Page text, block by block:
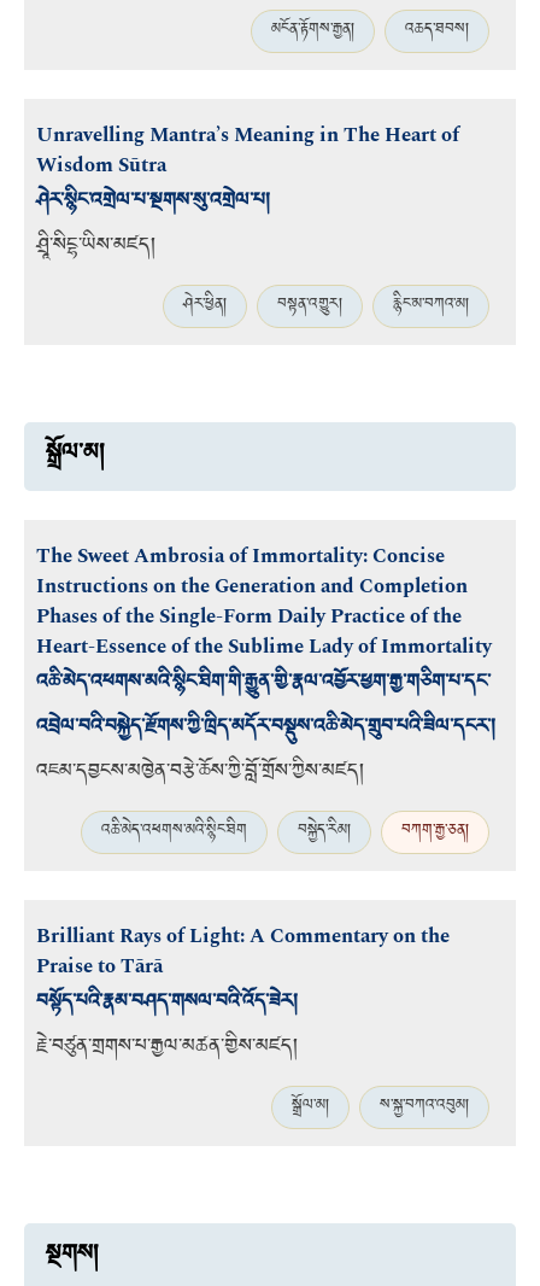
མངོན་རྟོགས་རྒྱན། འཆད་ཐབས།
Unravelling Mantra’s Meaning in The Heart of
Wisdom Sūtra
ཤེར་སྙིང་འགྲེལ་པ་སྔགས་སུ་འགྲེལ་པ།
ཤྲཱི་སིངྷ་ཡིས་མཛད།
ཤེར་ཕྱིན། བསྟན་འགྱུར། རྙིང་མ་བཀའ་མ།
སྒྲོལ་མ།
The Sweet Ambrosia of Immortality: Concise
Instructions on the Generation and Completion
Phases of the Single-Form Daily Practice of the
Heart-Essence of the Sublime Lady of Immortality
འཆི་མེད་འཕགས་མའི་སྙིང་ཐིག་གི་རྒྱུན་གྱི་རྣལ་འབྱོར་ཕྱག་རྒྱ་གཅིག་པ་དང་
འབྲེལ་བའི་བསྐྱེད་རྫོགས་ཀྱི་ཁྲིད་མདོར་བསྡུས་འཆི་མེད་གྲུབ་པའི་ཟིལ་དངར་།
འཇམ་དབྱངས་མཁྱེན་བརྩེ་ཆོས་ཀྱི་བློ་གྲོས་ཀྱིས་མཛད།
འཆི་མེད་འཕགས་མའི་སྙིང་ཐིག བསྐྱེད་རིམ། བཀག་རྒྱ་ཅན།
Brilliant Rays of Light: A Commentary on the
Praise to Tārā
བསྟོད་པའི་རྣམ་བཤད་གསལ་བའི་འོད་ཟེར།
རྗེ་བཙུན་གྲགས་པ་རྒྱལ་མཚན་གྱིས་མཛད།
སྒྲོལ་མ། ས་སྐྱ་བཀའ་འབུམ།
སྔགས།